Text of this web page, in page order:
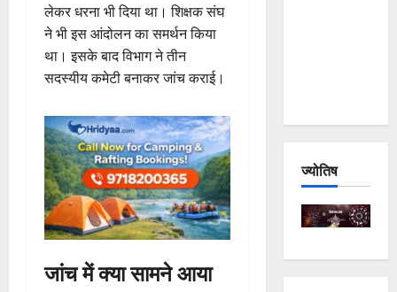
लेकर धरना भी दिया था। शिक्षक संघ
ने भी इस आंदोलन का समर्थन किया
था। इसके बाद विभाग ने तीन
सदस्यीय कमेटी बनाकर जांच कराई।
जांच में क्या सामने आया
ज्योतिष